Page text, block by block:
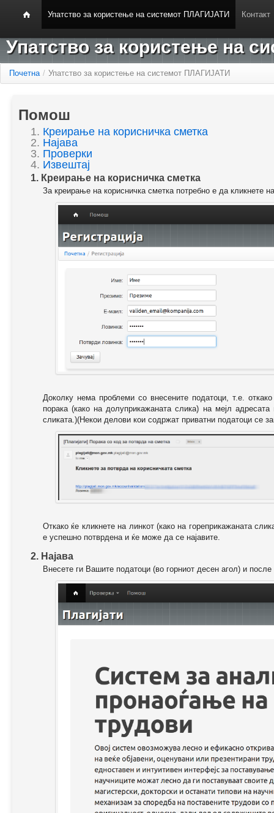
Упатство за користење на системот ПЛАГИЈАТИ Контакт
Упатство за користење на
Почетна / Упатство за користење на системот ПЛАГИЈАТИ
Помош
1. Креирање на корисничка сметка
2. Најава
3. Проверки
4. Извештај
1. Креирање на корисничка сметка
За креирање на корисничка сметка потребно е да кликнете
Доколку нема проблеми со внесените податоци, т.е.
порака (како на долуприкажаната слика) на мејл
сликата.)(Некои делови кои содржат приватни податоци се
Откако ќе кликнете на линкот (како на гореприкажаната
е успешно потврдена и ќе може да се најавите.
2. Најава
Внесете ги Вашите податоци (во горниот десен агол) и